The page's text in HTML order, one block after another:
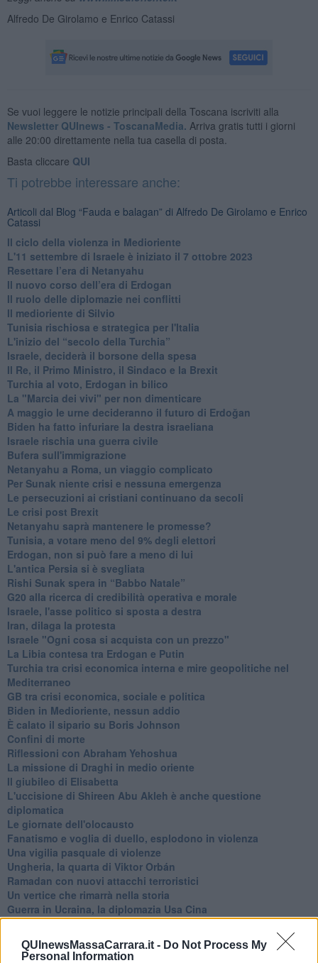
QUInewsMassaCarrara.it - Do Not Process My
Personal Information
Alfredo De Girolamo e Enrico Catassi
Se vuoi leggere le notizie principali della Toscana iscriviti alla
Newsletter QUInews - ToscanaMedia. Arriva gratis tutti i giorni
alle 20:00 direttamente nella tua casella di posta.
Basta cliccare QUI
Ti potrebbe interessare anche:
Articoli dal Blog “Fauda e balagan” di Alfredo De Girolamo e Enrico
Catassi
Il ciclo della violenza in Medioriente
L'11 settembre di Israele è iniziato il 7 ottobre 2023
Resettare l’era di Netanyahu
​Il nuovo corso dell’era di Erdogan
Il ruolo delle diplomazie nei conflitti
Il medioriente di Silvio
Tunisia rischiosa e strategica per l'Italia
L'inizio del “secolo della Turchia”
Israele, deciderà il borsone della spesa
Il Re, il Primo Ministro, il Sindaco e la Brexit
Turchia al voto, Erdogan in bilico
La "Marcia dei vivi" per non dimenticare
A maggio le urne decideranno il futuro di Erdoğan
Biden ha fatto infuriare la destra israeliana
Israele rischia una guerra civile
Bufera sull'immigrazione
Netanyahu a Roma, un viaggio complicato
Per Sunak niente crisi e nessuna emergenza
Le persecuzioni ai cristiani continuano da secoli
Le crisi post Brexit
Netanyahu saprà mantenere le promesse?
Tunisia, a votare meno del 9% degli elettori
Erdogan, non si può fare a meno di lui
L'antica Persia si è svegliata
Rishi Sunak spera in “Babbo Natale”
G20 alla ricerca di credibilità operativa e morale
Israele, l'asse politico si sposta a destra
Iran, dilaga la protesta
Israele "Ogni cosa si acquista con un prezzo"
La Libia contesa tra Erdogan e Putin
Turchia tra crisi economica interna e mire geopolitiche nel
Mediterraneo
GB tra crisi economica, sociale e politica
Biden in Medioriente, nessun addio
È calato il sipario su Boris Johnson
Confini di morte
Riflessioni con Abraham Yehoshua
La missione di Draghi in medio oriente
Il giubileo di Elisabetta
L'uccisione di Shireen Abu Akleh è anche questione
diplomatica
Le giornate dell'olocausto
Fanatismo e voglia di duello, esplodono in violenza
Una vigilia pasquale di violenze
Ungheria, la quarta di Viktor Orbán
Ramadan con nuovi attacchi terroristici
Un vertice che rimarrà nella storia
Guerra in Ucraina, la diplomazia Usa Cina
Guerra Ucraina, la pseudo neutralità di Bennet
La guerra in Ucraina vista dal Medio Oriente
​Il caos libico è un pozzo senza fine